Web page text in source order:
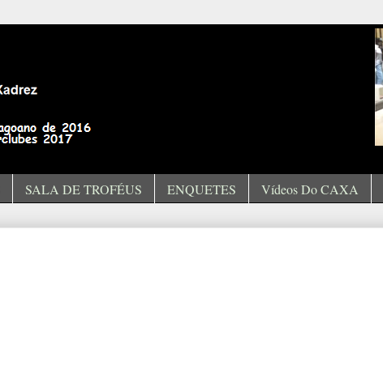
SALA DE TROFÉUS ENQUETES Vídeos Do CAXA